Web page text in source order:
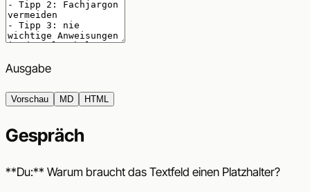
Ausgabe
Vorschau MD HTML
Gespräch
**Du:** Warum braucht das Textfeld einen Platzhalter?